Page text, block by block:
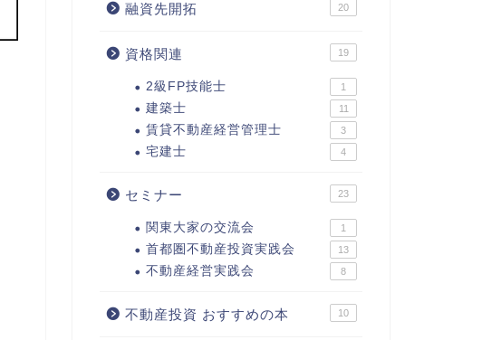
融資先開拓 20
資格関連 19
2級FP技能士 1
建築士 11
賃貸不動産経営管理士 3
宅建士 4
セミナー 23
関東大家の交流会 1
首都圏不動産投資実践会 13
不動産経営実践会 8
不動産投資 おすすめの本 10